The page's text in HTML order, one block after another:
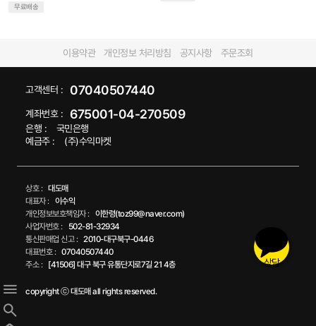
상담
무료배송
이용약관 개인정보 처리방침 공지사항 주문조회
고객센터 : 07040507440
계좌번호 : 675001-04-270509
은행 :
국민은행
예금주 :
(주)수익마켓
상호 : 대도매
대표자 :
이수익
개인정보보호책임자 :
이한령(toz99@naver.com)
사업자번호 :
502-81-32934
통신판매업 신고 : 2010-대구북구-0446
대표번호 : 07040507440
주소 :
[41506] 대구 북구 유통단지로7길 21 4층
copyright ⓒ 대도매 all rights reserved.